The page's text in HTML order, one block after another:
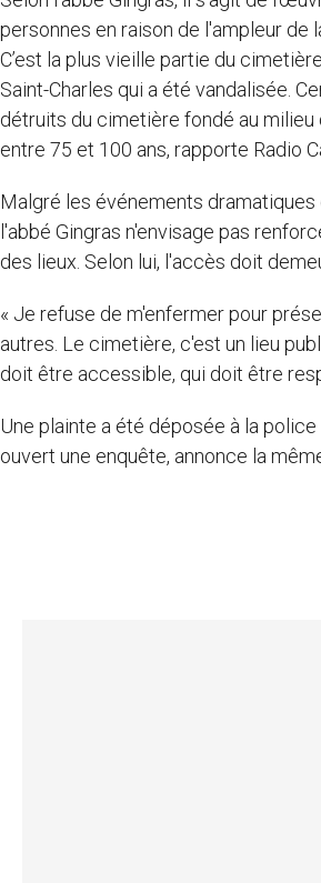
personnes en raison de l'ampleur de
C’est la plus vieille partie du
Saint-Charles qui a été vandalisée.
détruits du cimetière fondé au milieu
entre 75 et 100 ans, rapporte Radio
Malgré les événements dramatiques
l'abbé Gingras n'envisage pas
des lieux. Selon lui, l'accès doit
« Je refuse de m'enfermer pour
autres. Le cimetière, c'est un lieu
doit être accessible, qui doit être
Une plainte a été déposée à la
ouvert une enquête, annonce la